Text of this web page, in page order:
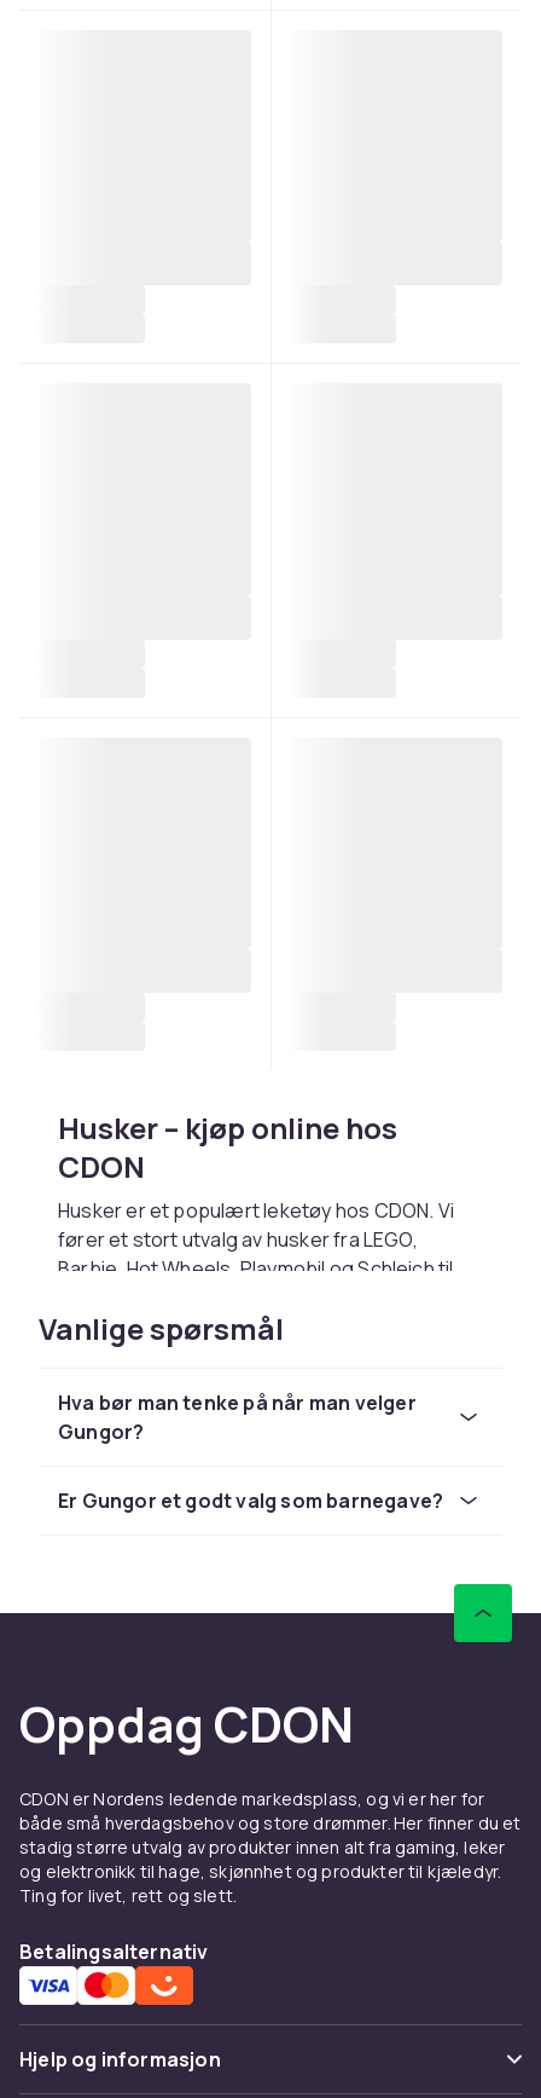
Husker – kjøp online hos
CDON
Husker er et populært leketøy hos CDON. Vi
fører et stort utvalg av husker fra LEGO,
Barbie, Hot Wheels, Playmobil og Schleich til
Velg husker basert på barnets alder og
rask levering og enkel retur.
Utforsk hele lekesortimentet hos CDON.
Schleich til konkurransedyktige priser med
rask levering og enkel retur.
Sammenlign produkter og les
kundeanmeldelser for å finne beste leketøy. Vi
har et stort sortiment til alle budsjetter.
Hos CDON finner du husker fra LEGO, Barbie og
Schleich til konkurransedyktige priser med
Sammenlign produkter og les
kundeanmeldelser for å finne beste leketøy. Vi
har et stort sortiment til alle budsjetter.
Hos CDON finner du husker fra LEGO, Barbie og
Vanlige spørsmål
Hva bør man tenke på når man velger
Gungor?
Er Gungor et godt valg som barnegave?
Oppdag CDON
CDON er Nordens ledende markedsplass, og vi er her for
både små hverdagsbehov og store drømmer. Her finner du et
stadig større utvalg av produkter innen alt fra gaming, leker
og elektronikk til hage, skjønnhet og produkter til kjæledyr.
Ting for livet, rett og slett.
Betalingsalternativ
Hjelp og informasjon